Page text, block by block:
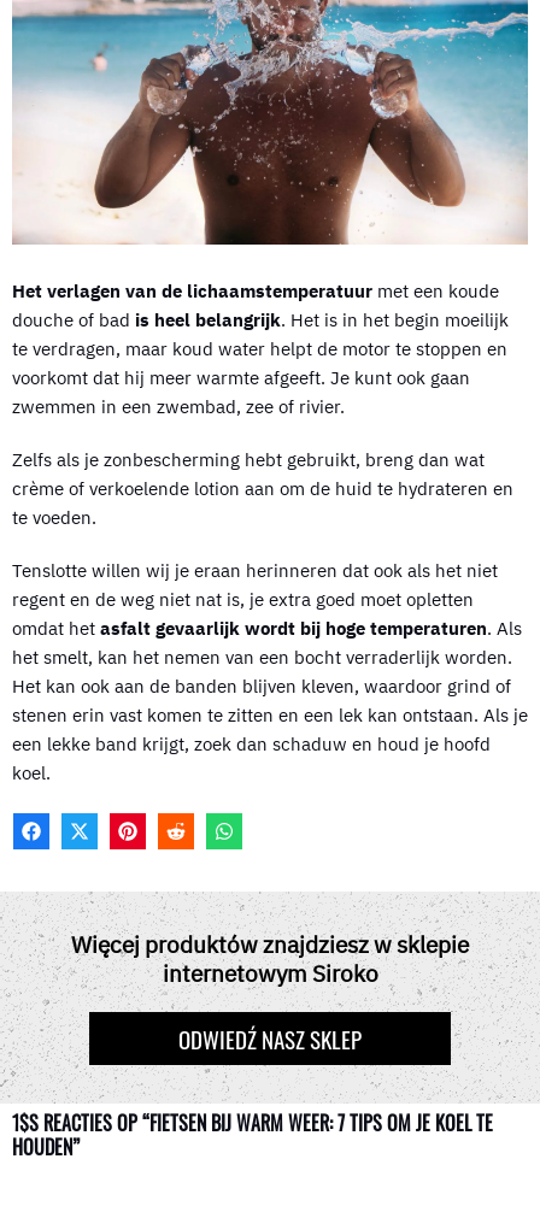
Het verlagen van de lichaamstemperatuur met een koude
douche of bad is heel belangrijk. Het is in het begin moeilijk
te verdragen, maar koud water helpt de motor te stoppen en
voorkomt dat hij meer warmte afgeeft. Je kunt ook gaan
zwemmen in een zwembad, zee of rivier.
Zelfs als je zonbescherming hebt gebruikt, breng dan wat
crème of verkoelende lotion aan om de huid te hydrateren en
te voeden.
Tenslotte willen wij je eraan herinneren dat ook als het niet
regent en de weg niet nat is, je extra goed moet opletten
omdat het asfalt gevaarlijk wordt bij hoge temperaturen. Als
het smelt, kan het nemen van een bocht verraderlijk worden.
Het kan ook aan de banden blijven kleven, waardoor grind of
stenen erin vast komen te zitten en een lek kan ontstaan. Als je
een lekke band krijgt, zoek dan schaduw en houd je hoofd
koel.
F
E
B
O
O
K
W
I
T
T
E
R
)
P
T
E
R
E
S
T
R
D
I
T
T
S
A
P
P
Więcej produktów znajdziesz w sklepie
internetowym Siroko
ODWIEDŹ NASZ SKLEP
1$S REACTIES OP “FIETSEN BIJ WARM WEER: 7 TIPS OM JE KOEL TE
HOUDEN”